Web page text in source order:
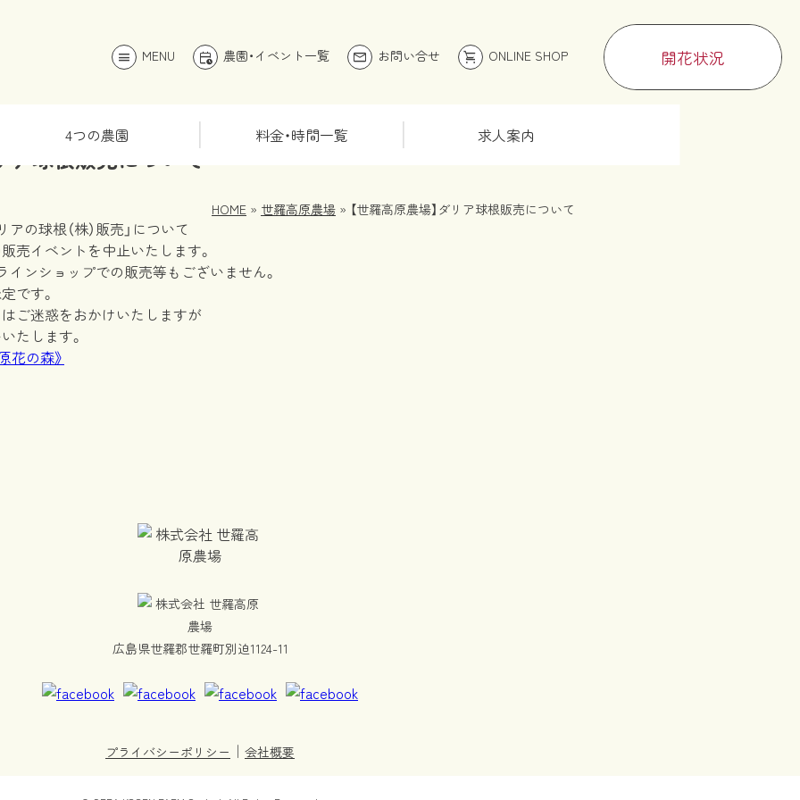
menu MENU calendar_clock 農園・イベント一覧 mail お問い合せ shopping_cart ONLINE SHOP 開花状況
4つの農園 料金・時間一覧 求人案内
ア球根販売について
HOME » 世羅高原農場 » 【世羅高原農場】ダリア球根販売について
の球根（株）販売」について
売イベントを中止いたします。
インショップでの販売等もございません。
です。
ご迷惑をおかけいたしますが
たします。
花の森》
広島県世羅郡世羅町別迫1124-11
プライバシーポリシー ｜ 会社概要